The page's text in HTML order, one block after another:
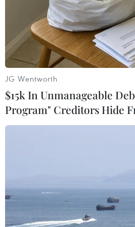
18/08/2022 09:54
Nặng gánh chi phí, nhiều
nghiệp ngành ximăng giảm lãi
13/08/2022 02:15
WB dự báo tăng
Dư địa tăng trưởng cho doanh
nghiệp vận tải biển nửa cuối
JG Wentworth
$15k In Unmanageable
Program" Creditors Hide